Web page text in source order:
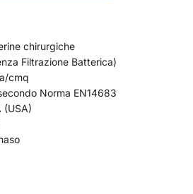
chirurgiche
Filtrazione Batterica)
cmq
Norma EN14683
(USA)